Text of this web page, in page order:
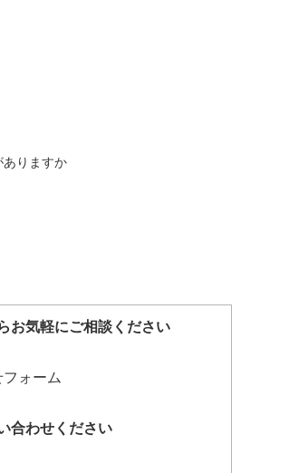
ありますか
お気軽にご相談ください
合わせください